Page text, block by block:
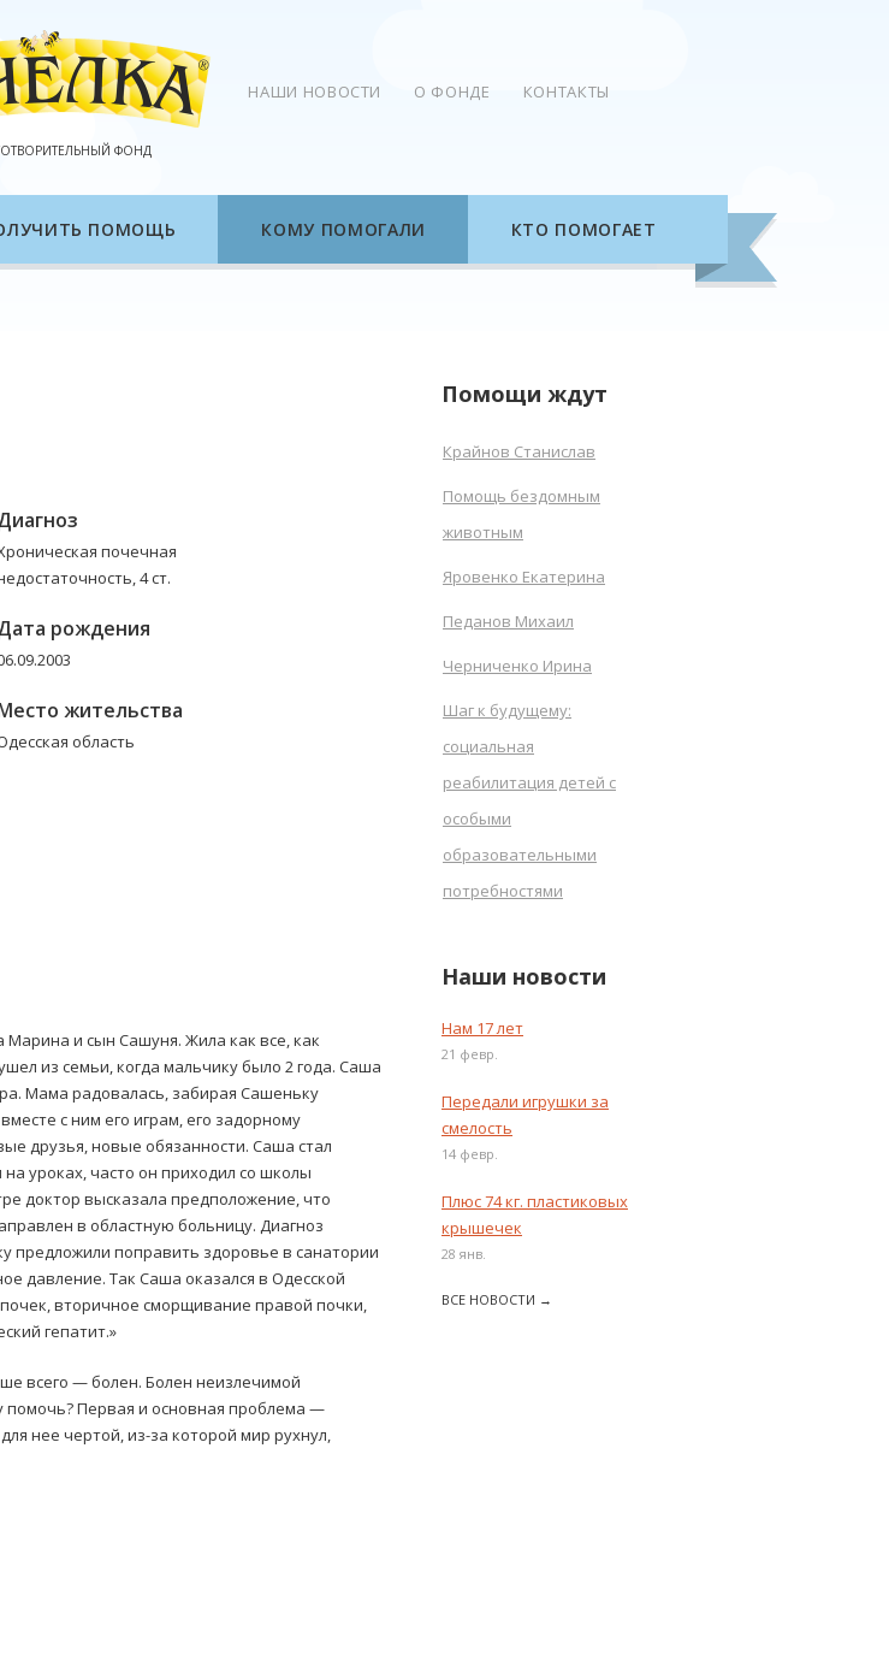
ФОНД
НАШИ НОВОСТИ О ФОНДЕ КОНТАКТЫ
ПОМОЩЬ КОМУ ПОМОГАЛИ КТО ПОМОГАЕТ
почечная
4 ст.
рождения
жительства
область
и сын Сашуня. Жила как все, как
из семьи, когда мальчику было 2 года. Саша
Мама радовалась, забирая Сашеньку
с ним его играм, его задорному
друзья, новые обязанности. Саша стал
уроках, часто он приходил со школы
доктор высказала предположение, что
в областную больницу. Диагноз
предложили поправить здоровье в санатории
давление. Так Саша оказался в Одесской
вторичное сморщивание правой почки,
гепатит.»
всего — болен. Болен неизлечимой
помочь? Первая и основная проблема —
нее чертой, из-за которой мир рухнул,
Помощи ждут
Крайнов Станислав
Помощь бездомным
животным
Яровенко Екатерина
Педанов Михаил
Черниченко Ирина
Шаг к будущему:
социальная
реабилитация детей с
особыми
образовательными
потребностями
Наши новости
Нам 17 лет
21 февр.
Передали игрушки за
смелость
14 февр.
Плюс 74 кг. пластиковых
крышечек
28 янв.
ВСЕ НОВОСТИ →